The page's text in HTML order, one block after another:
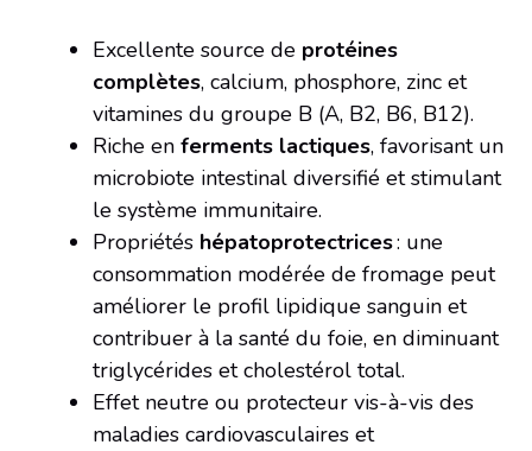
Excellente source de protéines
complètes, calcium, phosphore, zinc et
vitamines du groupe B (A, B2, B6, B12).
Riche en ferments lactiques, favorisant un
microbiote intestinal diversifié et stimulant
le système immunitaire.
Propriétés hépatoprotectrices: une
consommation modérée de fromage peut
améliorer le profil lipidique sanguin et
contribuer à la santé du foie, en diminuant
triglycérides et cholestérol total.
Effet neutre ou protecteur vis-à-vis des
maladies cardiovasculaires et